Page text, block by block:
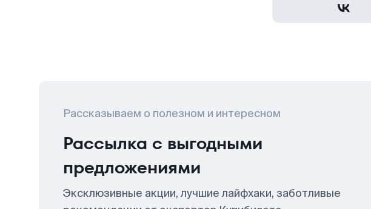
Рассказываем о полезном и интересном
Рассылка с выгодными
предложениями
Эксклюзивные акции, лучшие лайфхаки, заботливые